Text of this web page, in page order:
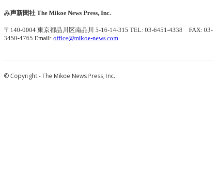
み声新聞社 The Mikoe News Press, Inc.
〒140-0004 東京都品川区南品川 5-16-14-315 TEL: 03-6451-4338 FAX: 03-
3450-4765 Email: office@mikoe-news.com
© Copyright - The Mikoe News Press, Inc.